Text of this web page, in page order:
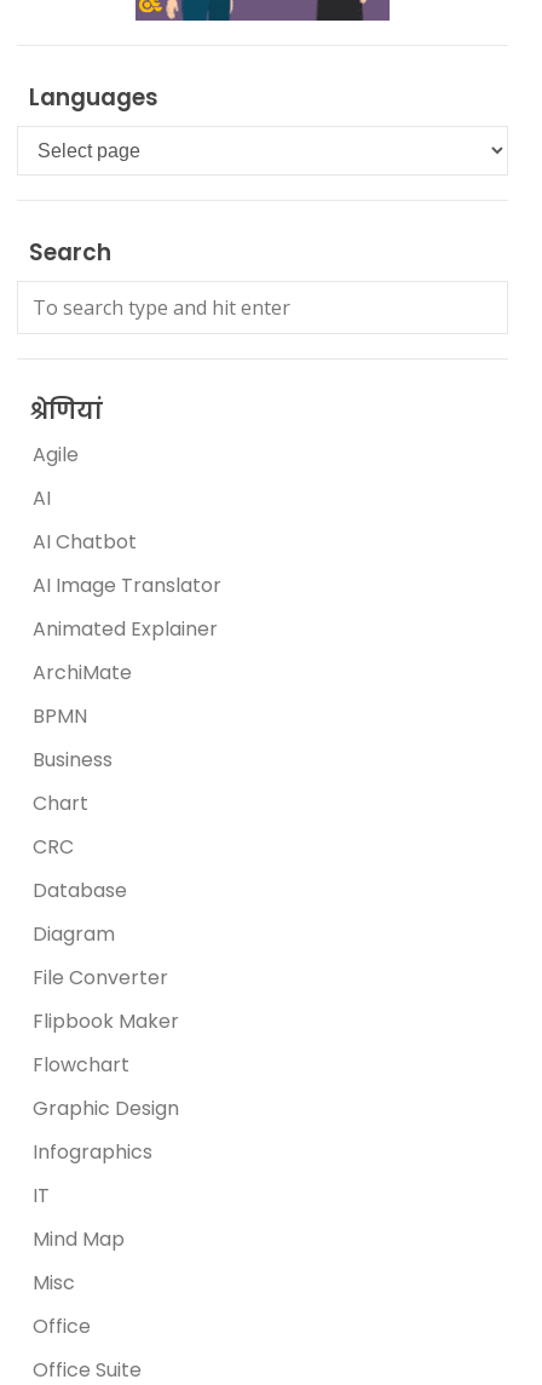
Languages
Languages
Search
श्रेणियां
Agile
AI
AI Chatbot
AI Image Translator
Animated Explainer
ArchiMate
BPMN
Business
Chart
CRC
Database
Diagram
File Converter
Flipbook Maker
Flowchart
Graphic Design
Infographics
IT
Mind Map
Misc
Office
Office Suite